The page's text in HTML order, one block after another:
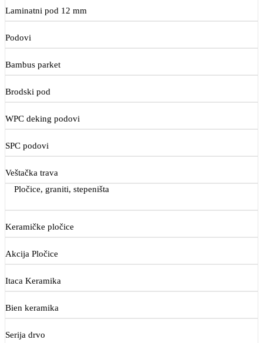
Laminatni pod 12 mm
Podovi
Bambus parket
Brodski pod
WPC deking podovi
SPC podovi
Veštačka trava
Pločice, graniti, stepeništa
Keramičke pločice
Akcija Pločice
Itaca Keramika
Bien keramika
Serija drvo